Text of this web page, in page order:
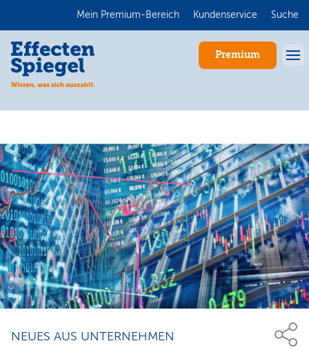
Mein Premium-Bereich Kundenservice Suche
Premium
NEUES AUS UNTERNEHMEN
Anmelden